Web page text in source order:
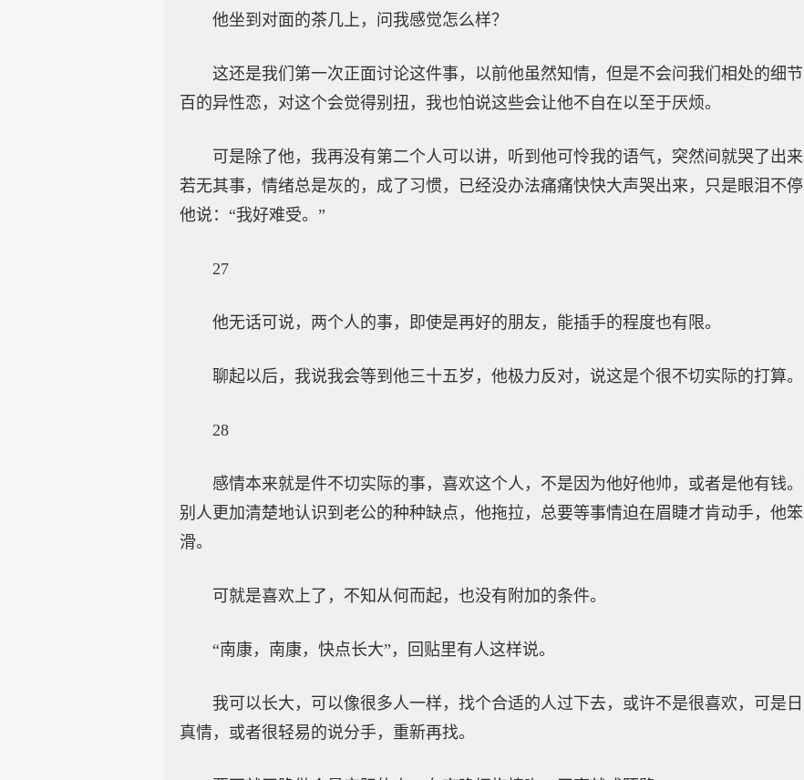
他坐到对面的茶几上，问我感觉怎么样？
这还是我们第一次正面讨论这件事，以前他虽然知情，但是不会问我们相处的细
百的异性恋，对这个会觉得别扭，我也怕说这些会让他不自在以至于厌烦。
可是除了他，我再没有第二个人可以讲，听到他可怜我的语气，突然间就哭了出
若无其事，情绪总是灰的，成了习惯，已经没办法痛痛快快大声哭出来，只是眼泪不
他说：“我好难受。”
27
他无话可说，两个人的事，即使是再好的朋友，能插手的程度也有限。
聊起以后，我说我会等到他三十五岁，他极力反对，说这是个很不切实际的打算。
28
感情本来就是件不切实际的事，喜欢这个人，不是因为他好他帅，或者是他有钱
别人更加清楚地认识到老公的种种缺点，他拖拉，总要等事情迫在眉睫才肯动手，他
滑。
可就是喜欢上了，不知从何而起，也没有附加的条件。
“南康，南康，快点长大”，回贴里有人这样说。
我可以长大，可以像很多人一样，找个合适的人过下去，或许不是很喜欢，可是
真情，或者很轻易的说分手，重新再找。